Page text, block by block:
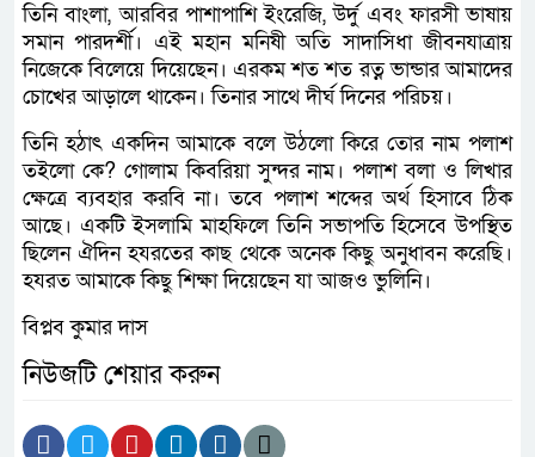
তিনি বাংলা, আরবির পাশাপাশি ইংরেজি, উর্দু এবং ফারসী ভাষায়
সমান পারদর্শী। এই মহান মনিষী অতি সাদাসিধা জীবনযাত্রায়
নিজেকে বিলেয়ে দিয়েছেন। এরকম শত শত রত্ন ভান্ডার আমাদের
চোখের আড়ালে থাকেন। তিনার সাথে দীর্ঘ দিনের পরিচয়।
তিনি হঠাৎ একদিন আমাকে বলে উঠলো কিরে তোর নাম পলাশ
তইলো কে? গোলাম কিবরিয়া সুন্দর নাম। পলাশ বলা ও লিখার
ক্ষেত্রে ব্যবহার করবি না। তবে পলাশ শব্দের অর্থ হিসাবে ঠিক
আছে। একটি ইসলামি মাহফিলে তিনি সভাপতি হিসেবে উপস্থিত
ছিলেন ঐদিন হযরতের কাছ থেকে অনেক কিছু অনুধাবন করেছি।
হযরত আমাকে কিছু শিক্ষা দিয়েছেন যা আজও ভুলিনি।
বিপ্লব কুমার দাস
নিউজটি শেয়ার করুন